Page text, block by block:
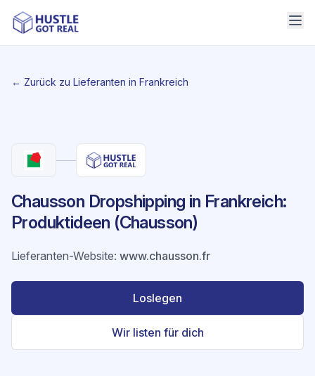
← Zurück zu Lieferanten in Frankreich
Chausson Dropshipping in Frankreich:
Produktideen (Chausson)
Lieferanten-Website: www.chausson.fr
Loslegen
Wir listen für dich